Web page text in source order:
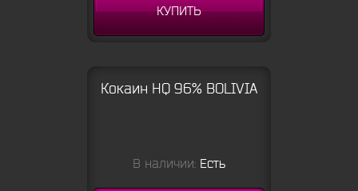
КУПИТЬ
Кокаин HQ 96% BOLIVIA
В наличии: Есть